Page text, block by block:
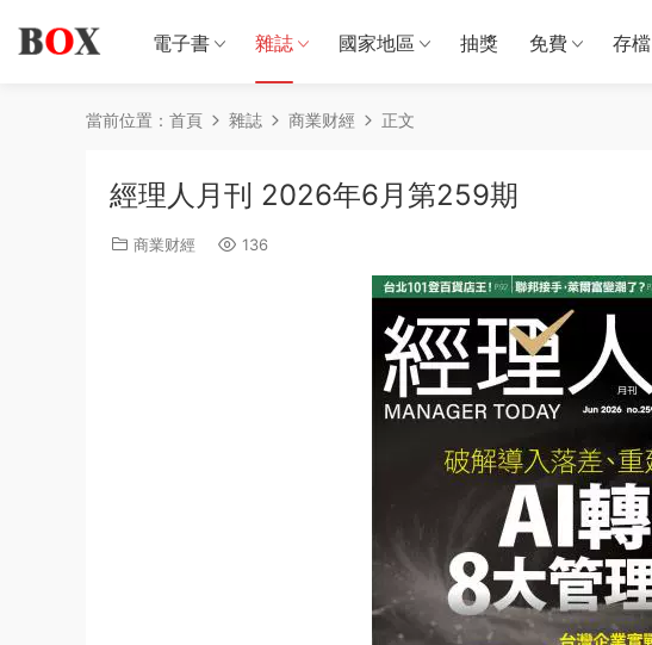
電子書 雜誌 國家地區 抽獎 免費 存檔
當前位置： 首頁 雜誌 商業财經 正文
經理人月刊 2026年6月第259期
商業财經 136